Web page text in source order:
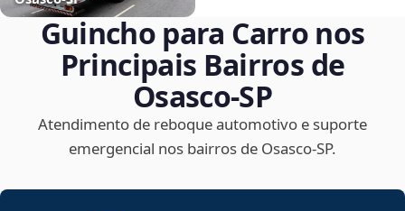
Guincho para Carro nos
Principais Bairros de
Osasco‑SP
Atendimento de reboque automotivo e suporte
emergencial nos bairros de Osasco‑SP.